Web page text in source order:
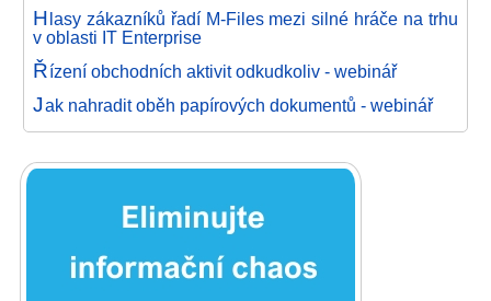
Hlasy zákazníků řadí M-Files mezi silné hráče na trhu
v oblasti IT Enterprise
Řízení obchodních aktivit odkudkoliv - webinář
Jak nahradit oběh papírových dokumentů - webinář